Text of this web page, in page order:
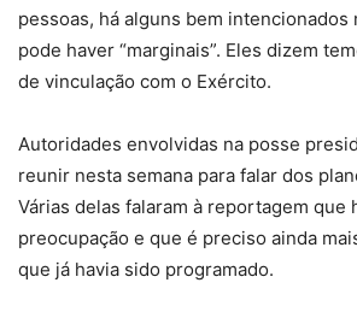
pessoas, há alguns bem intencionados
pode haver “marginais”. Eles dizem
de vinculação com o Exército.
Autoridades envolvidas na posse
reunir nesta semana para falar dos
Várias delas falaram à reportagem que
preocupação e que é preciso ainda
que já havia sido programado.